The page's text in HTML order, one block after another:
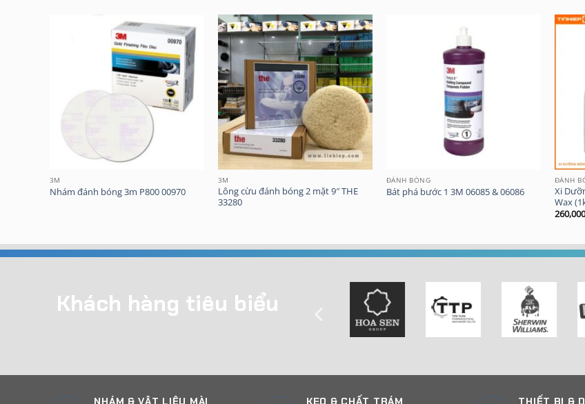
3M
Nhám đánh bóng 3m P800 00970
3M
Lông cừu đánh bóng 2 mặt 9″ THE
33280
ĐÁNH BÓNG
Bát phá bước 1 3M 06085 & 06086
ĐÁNH
Xi
Wax
260,000
Khách hàng tiêu biểu
NHÁM & VẬT LIỆU MÀI KEO & CHẤT TRÁM THIẾT BỊ &